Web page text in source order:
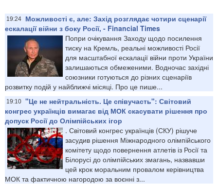
19:24
Можливості є, але: Захід розглядає чотири сценарії
ескалації війни з боку Росії, - Financial Times
Попри очікування Заходу щодо посилення
тиску на Кремль, реальні можливості Росії
для масштабної ескалації війни проти України
залишаються обмеженими. Водночас західні
союзники готуються до різних сценаріїв
розвитку подій у найближчі місяці. Про це пише...
19:10 "Це не нейтральність. Це співучасть": Світовий
конгрес українців вимагає від МОК скасувати рішення про
допуск Росії до Олімпійських ігор
​. Світовий конгрес українців (СКУ) рішуче
засудив рішення Міжнародного олімпійського
комітету щодо повернення атлетів із Росії та
Білорусі до олімпійських змагань, назвавши
цей крок моральним провалом керівництва
МОК та фактичною нагородою за воєнні з...